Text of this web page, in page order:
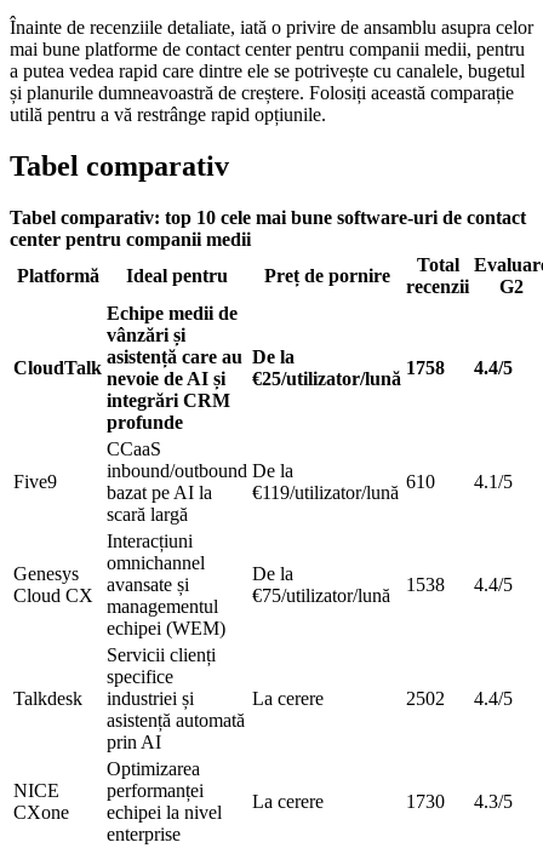
Înainte de recenziile detaliate, iată o privire de ansamblu asupra celor
mai bune platforme de contact center pentru companii medii, pentru
a putea vedea rapid care dintre ele se potrivește cu canalele, bugetul
și planurile dumneavoastră de creștere. Folosiți această comparație
utilă pentru a vă restrânge rapid opțiunile.
Tabel comparativ
Tabel comparativ: top 10 cele mai bune software-uri de contact
center pentru companii medii
Platformă
Ideal pentru Preț de pornire
Total
recenzii
G2
CloudTalk
Echipe medii de
vânzări și
asistență care au
nevoie de AI și
integrări CRM
profunde
De la
€25/utilizator/lună
1758 4.4/5
Five9
CCaaS
inbound/outbound
bazat pe AI la
scară largă
De la
€119/utilizator/lună
610 4.1/5
Genesys
Cloud CX
Interacțiuni
omnichannel
avansate și
managementul
echipei (WEM)
De la
€75/utilizator/lună
1538 4.4/5
Talkdesk
Servicii clienți
specifice
industriei și
asistență automată
prin AI
La cerere 2502 4.4/5
NICE
CXone
Optimizarea
performanței
echipei la nivel
enterprise
La cerere 1730 4.3/5